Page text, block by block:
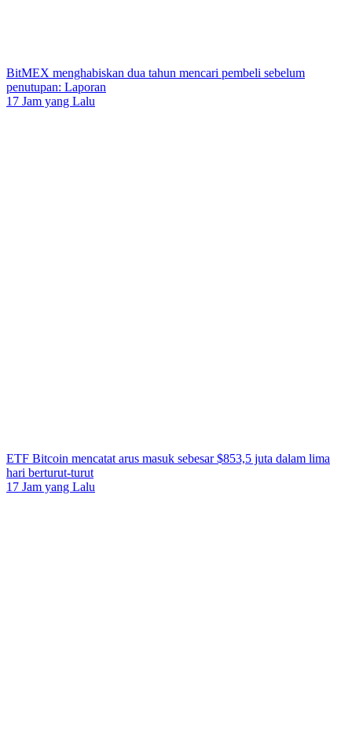
BitMEX menghabiskan dua tahun mencari pembeli sebelum
penutupan: Laporan
17 Jam yang Lalu
ETF Bitcoin mencatat arus masuk sebesar $853,5 juta dalam lima
hari berturut-turut
17 Jam yang Lalu